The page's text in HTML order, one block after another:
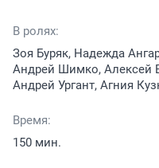
В ролях:
Зоя Буряк, Надежда
Андрей Шимко, Алексей
Андрей Ургант, Агния
Время:
150 мин.